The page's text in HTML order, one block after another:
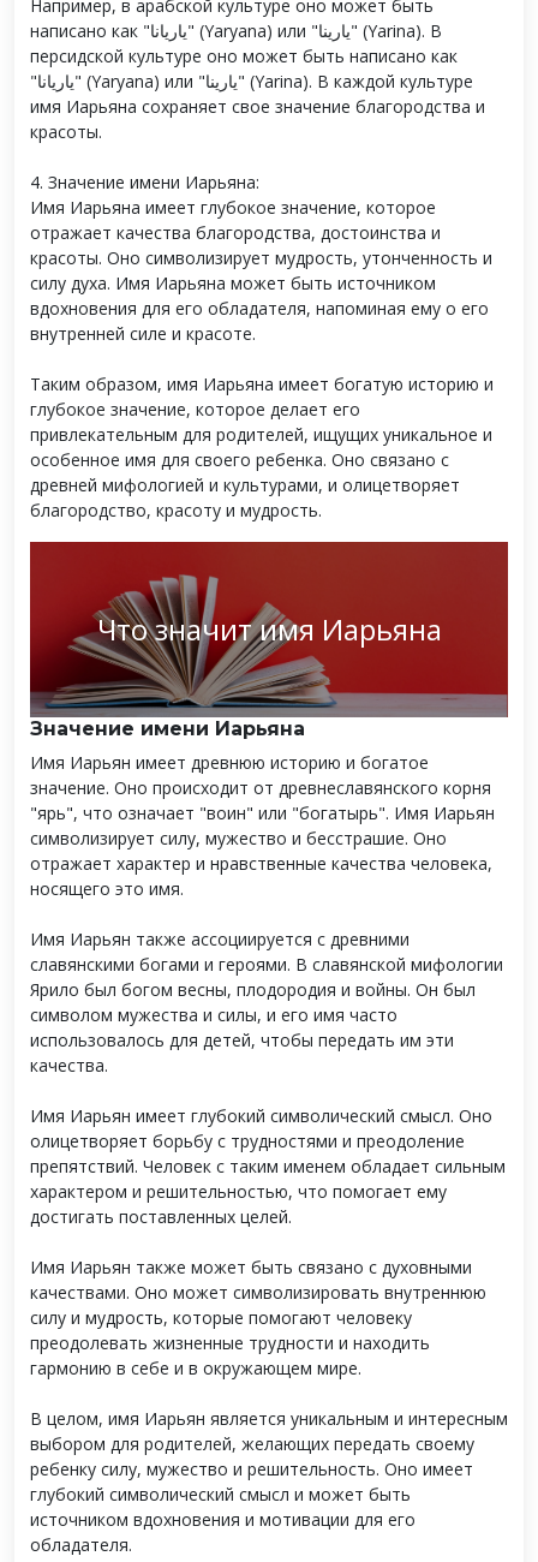
Например, в арабской культуре оно может быть
написано как "ياريانا" (Yaryana) или "يارينا" (Yarina). В
персидской культуре оно может быть написано как
"یاریانا" (Yaryana) или "یارینا" (Yarina). В каждой культуре
имя Иарьяна сохраняет свое значение благородства и
красоты.
4. Значение имени Иарьяна:
Имя Иарьяна имеет глубокое значение, которое
отражает качества благородства, достоинства и
красоты. Оно символизирует мудрость, утонченность и
силу духа. Имя Иарьяна может быть источником
вдохновения для его обладателя, напоминая ему о его
внутренней силе и красоте.
Таким образом, имя Иарьяна имеет богатую историю и
глубокое значение, которое делает его
привлекательным для родителей, ищущих уникальное и
особенное имя для своего ребенка. Оно связано с
древней мифологией и культурами, и олицетворяет
благородство, красоту и мудрость.
Что значит имя Иарьяна
Значение имени Иарьяна
Имя Иарьян имеет древнюю историю и богатое
значение. Оно происходит от древнеславянского корня
"ярь", что означает "воин" или "богатырь". Имя Иарьян
символизирует силу, мужество и бесстрашие. Оно
отражает характер и нравственные качества человека,
носящего это имя.
Имя Иарьян также ассоциируется с древними
славянскими богами и героями. В славянской мифологии
Ярило был богом весны, плодородия и войны. Он был
символом мужества и силы, и его имя часто
использовалось для детей, чтобы передать им эти
качества.
Имя Иарьян имеет глубокий символический смысл. Оно
олицетворяет борьбу с трудностями и преодоление
препятствий. Человек с таким именем обладает сильным
характером и решительностью, что помогает ему
достигать поставленных целей.
Имя Иарьян также может быть связано с духовными
качествами. Оно может символизировать внутреннюю
силу и мудрость, которые помогают человеку
преодолевать жизненные трудности и находить
гармонию в себе и в окружающем мире.
В целом, имя Иарьян является уникальным и интересным
выбором для родителей, желающих передать своему
ребенку силу, мужество и решительность. Оно имеет
глубокий символический смысл и может быть
источником вдохновения и мотивации для его
обладателя.